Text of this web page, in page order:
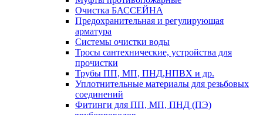
Очистка БАССЕЙНА
Предохранительная и регулирующая
арматура
Системы очистки воды
Тросы сантехнические, устройства для
прочистки
Трубы ПП, МП, ПНД,НПВХ и др.
Уплотнительные материалы для резьбовых
соединений
Фитинги для ПП, МП, ПНД (ПЭ)